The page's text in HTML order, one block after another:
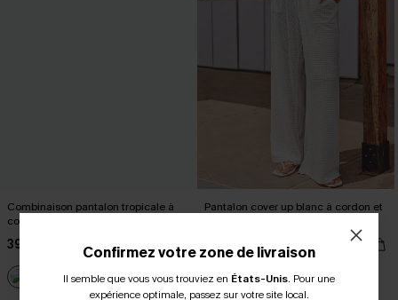
Combinaison pantalon tropicale à
col V et jambe large
39,00 €
Pantalon cover up blanc à cordon et
29,00 €
Poche
Confirmez votre zone de livraison
Il semble que vous vous trouviez en États-Unis. Pour une
expérience optimale, passez sur votre site local.